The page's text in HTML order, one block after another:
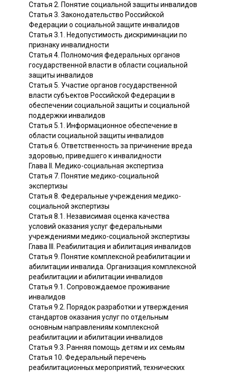
Статья 2. Понятие социальной защиты инвалидов
Статья 3. Законодательство Российской
Федерации о социальной защите инвалидов
Статья 3.1. Недопустимость дискриминации по
признаку инвалидности
Статья 4. Полномочия федеральных органов
государственной власти в области социальной
защиты инвалидов
Статья 5. Участие органов государственной
власти субъектов Российской Федерации в
обеспечении социальной защиты и социальной
поддержки инвалидов
Статья 5.1. Информационное обеспечение в
области социальной защиты инвалидов
Статья 6. Ответственность за причинение вреда
здоровью, приведшего к инвалидности
Глава II. Медико-социальная экспертиза
Статья 7. Понятие медико-социальной
экспертизы
Статья 8. Федеральные учреждения медико-
социальной экспертизы
Статья 8.1. Независимая оценка качества
условий оказания услуг федеральными
учреждениями медико-социальной экспертизы
Глава III. Реабилитация и абилитация инвалидов
Статья 9. Понятие комплексной реабилитации и
абилитации инвалида. Организация комплексной
реабилитации и абилитации инвалидов
Статья 9.1. Сопровождаемое проживание
инвалидов
Статья 9.2. Порядок разработки и утверждения
стандартов оказания услуг по отдельным
основным направлениям комплексной
реабилитации и абилитации инвалидов
Статья 9.3. Ранняя помощь детям и их семьям
Статья 10. Федеральный перечень
реабилитационных мероприятий, технических